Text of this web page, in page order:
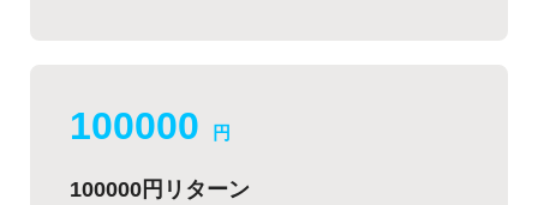
100000 円
100000円リターン